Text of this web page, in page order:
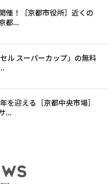
催！［京都市役所］近くの
都...
セル スーパーカップ」の無料
を迎える［京都中央市場］
...